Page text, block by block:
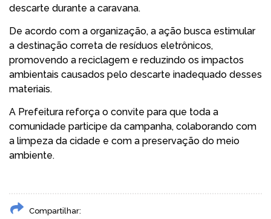
descarte durante a caravana.
De acordo com a organização, a ação busca estimular
a destinação correta de resíduos eletrônicos,
promovendo a reciclagem e reduzindo os impactos
ambientais causados pelo descarte inadequado desses
materiais.
A Prefeitura reforça o convite para que toda a
comunidade participe da campanha, colaborando com
a limpeza da cidade e com a preservação do meio
ambiente.
Compartilhar: